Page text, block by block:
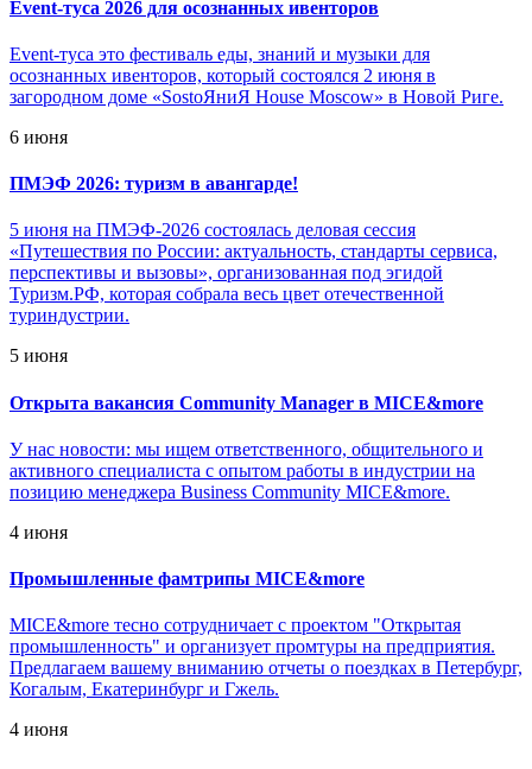
Event-туса 2026 для осознанных ивенторов
Event-туса это фестиваль еды, знаний и музыки для
осознанных ивенторов, который состоялся 2 июня в
загородном доме «SostoЯниЯ House Moscow» в Новой Риге.
6 июня
ПМЭФ 2026: туризм в авангарде!
5 июня на ПМЭФ-2026 состоялась деловая сессия
«Путешествия по России: актуальность, стандарты сервиса,
перспективы и вызовы», организованная под эгидой
Туризм.РФ, которая собрала весь цвет отечественной
туриндустрии.
5 июня
Открыта вакансия Community Manager в MICE&more
У нас новости: мы ищем ответственного, общительного и
активного специалиста с опытом работы в индустрии на
позицию менеджера Business Community MICE&more.
4 июня
Промышленные фамтрипы MICE&more
MICE&more тесно сотрудничает с проектом "Открытая
промышленность" и организует промтуры на предприятия.
Предлагаем вашему вниманию отчеты о поездках в Петербург,
Когалым, Екатеринбург и Гжель.
4 июня